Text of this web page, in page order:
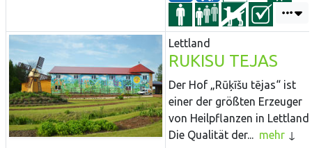
Lettland
RUKISU TEJAS
Der Hof „Rūķīšu tējas“ ist
einer der größten Erzeuger
von Heilpflanzen in Lettland.
Die Qualität der... mehr